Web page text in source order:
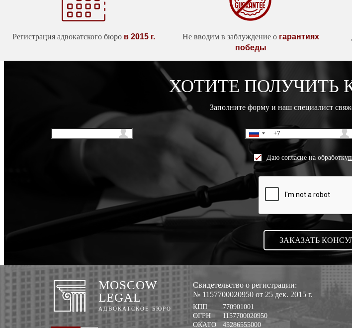
Регистрация адвокатского бюро в 2015 г. Не вводим в заблуждение о гарантиях
победы
ХОТИТЕ ПОЛУЧИТЬ
Заполните форму и наш специалист
Даю согласие на обработку
MOSCOW
LEGAL
АДВОКАТСКОЕ БЮРО
Свидетельство о регистрации:
№ 1157700020950 от 25 дек. 2015 г.
КПП
770901001
ОГРН
1157700020950
ОКАТО
45286555000